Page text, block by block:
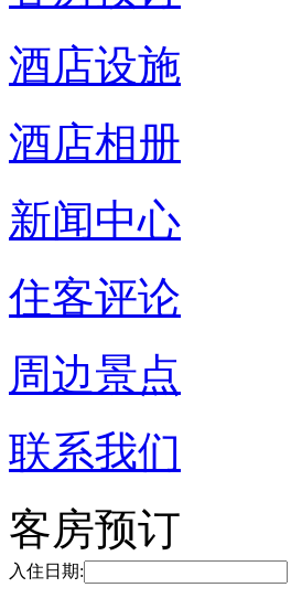
酒店设施
酒店相册
新闻中心
住客评论
周边景点
联系我们
客房预订
入住日期: